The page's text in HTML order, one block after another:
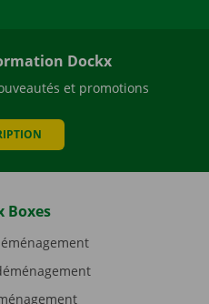
Dockx
et promotions
Boxes